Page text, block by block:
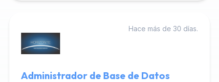
Hace más de 30 días.
Administrador de Base de Datos